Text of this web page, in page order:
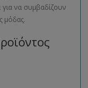
να συμβαδίζουν
μόδας.